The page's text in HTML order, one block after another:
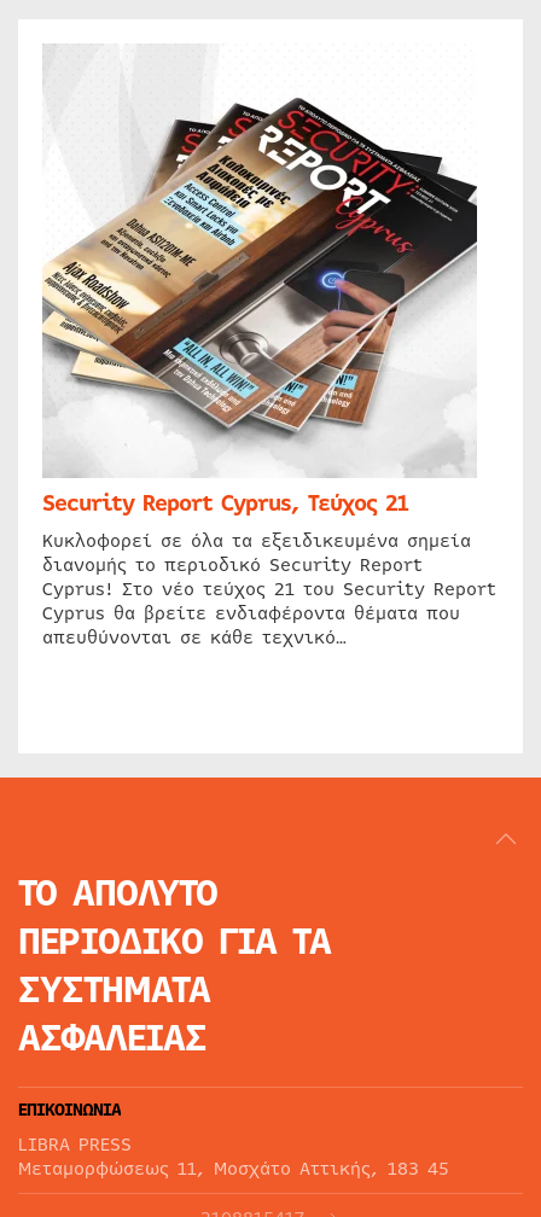
Security Report Cyprus, Τεύχος 21
Κυκλοφορεί σε όλα τα εξειδικευμένα σημεία
διανομής το περιοδικό Security Report
Cyprus! Στο νέο τεύχος 21 του Security Report
Cyprus θα βρείτε ενδιαφέροντα θέματα που
απευθύνονται σε κάθε τεχνικό…
ΤΟ ΑΠΟΛΥΤΟ
ΠΕΡΙΟΔΙΚΟ ΓΙΑ ΤΑ
ΣΥΣΤΗΜΑΤΑ
ΑΣΦΑΛΕΙΑΣ
ΕΠΙΚΟΙΝΩΝΙΑ
LIBRA PRESS
Μεταμορφώσεως 11, Μοσχάτο Αττικής, 183 45